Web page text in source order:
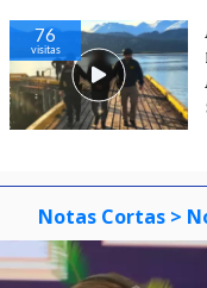
76
visitas
Notas Cortas >